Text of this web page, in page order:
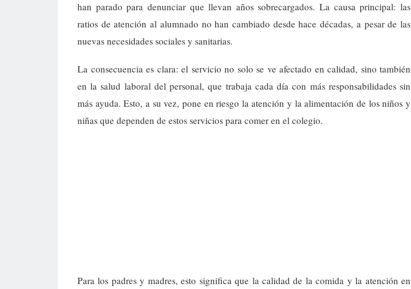
han parado para denunciar que llevan años sobrecargados. La causa principal: las
ratios de atención al alumnado no han cambiado desde hace décadas, a pesar de las
nuevas necesidades sociales y sanitarias.
La consecuencia es clara: el servicio no solo se ve afectado en calidad, sino también
en la salud laboral del personal, que trabaja cada día con más responsabilidades sin
más ayuda. Esto, a su vez, pone en riesgo la atención y la alimentación de los niños y
niñas que dependen de estos servicios para comer en el colegio.
Para los padres y madres, esto significa que la calidad de la comida y la atención en